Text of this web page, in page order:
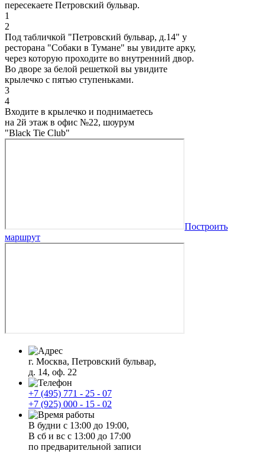
пересекаете Петровский бульвар.
1
2
Под табличкой "Петровский бульвар, д.14" у
ресторана "Собаки в Тумане" вы увидите арку,
через которую проходите во внутренний двор.
Во дворе за белой решеткой вы увидите
крылечко с пятью ступеньками.
3
4
Входите в крылечко и поднимаетесь
на 2й этаж в офис №22, шоурум
"Black Tie Club"
Построить
маршрут
г. Москва, Петровский бульвар,
д. 14, оф. 22
+7 (495) 771 - 25 - 07
+7 (925) 000 - 15 - 02
В будни с 13:00 до 19:00,
В сб и вс с 13:00 до 17:00
по предварительной записи